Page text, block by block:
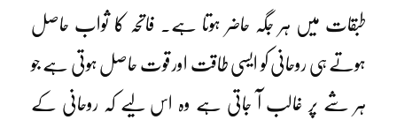
طبقات میں ہر جگہ حاضر ہوتا ہے۔ فاتحہ کا ثواب حاصل
ہوتے ہی روحانی کو ایسی طاقت اور قوت حاصل ہوتی ہے جو
ہر شے پر غالب آ جاتی ہے وہ اس لیے کہ روحانی کے